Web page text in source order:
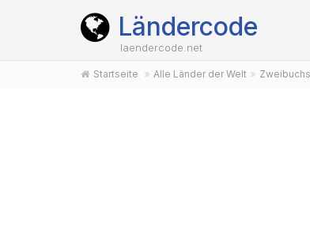
Ländercode
laendercode.net
Startseite Alle Länder der Welt